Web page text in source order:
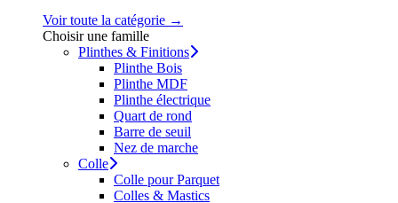
Voir toute la catégorie →
Choisir une famille
Plinthes & Finitions
Plinthe Bois
Plinthe MDF
Plinthe électrique
Quart de rond
Barre de seuil
Nez de marche
Colle
Colle pour Parquet
Colles & Mastics